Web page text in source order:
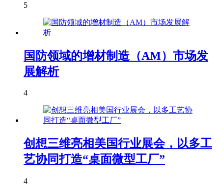
5
国防领域的增材制造（AM）市场发
展解析
4
创想三维亮相美国行业展会，以多工
艺协同打造“桌面微型工厂”
4